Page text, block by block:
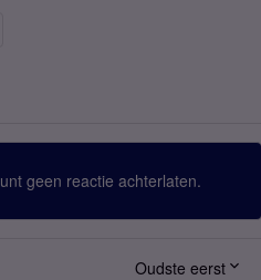
geen reactie achterlaten.
Oudste eerst